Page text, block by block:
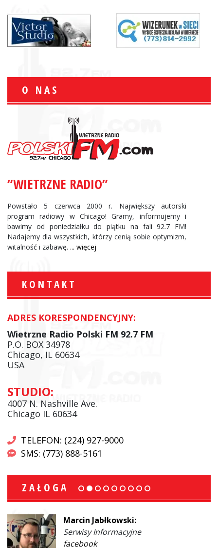
O NAS
“WIETRZNE RADIO”
Powstało 5 czerwca 2000 r. Największy autorski
program radiowy w Chicago! Gramy, informujemy i
bawimy od poniedziałku do piątku na fali 92.7 FM!
Nadajemy dla wszystkich, którzy cenią sobie optymizm,
witalność i zabawę. ... więcej
KONTAKT
ADRES KORESPONDENCYJNY:
Wietrzne Radio Polski FM 92.7 FM
P.O. BOX 34978
Chicago, IL 60634
USA
STUDIO:
4007 N. Nashville Ave.
Chicago IL 60634
TELEFON: (224) 927-9000
SMS: (773) 888-5161
ZAŁOGA
Marcin Jabłkowski:
Serwisy Informacyjne
facebook